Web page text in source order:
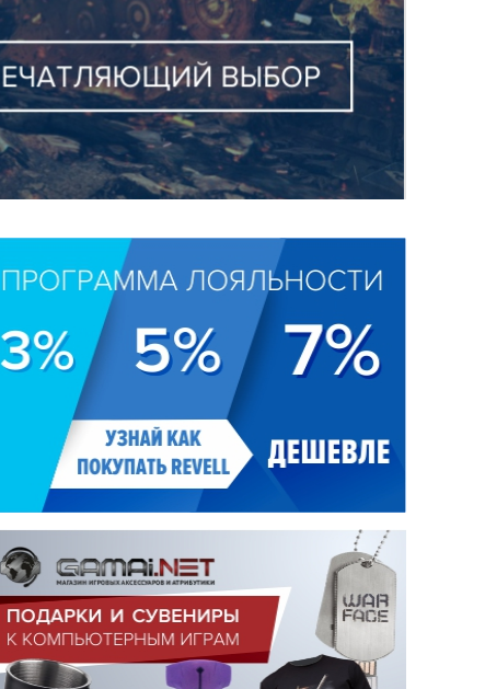
True Slider by BIS-Expert